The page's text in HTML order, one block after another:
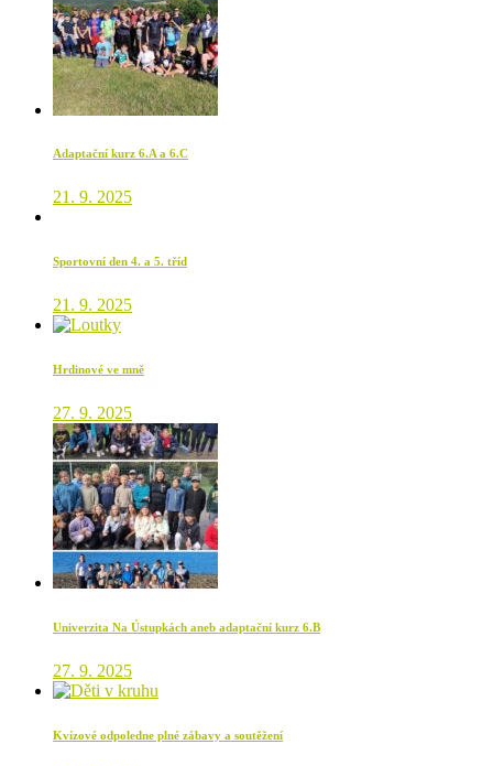
Adaptační kurz 6.A a 6.C
21. 9. 2025
Sportovní den 4. a 5. tříd
21. 9. 2025
Hrdinové ve mně
27. 9. 2025
Univerzita Na Ústupkách aneb adaptační kurz 6.B
27. 9. 2025
Kvízové odpoledne plné zábavy a soutěžení